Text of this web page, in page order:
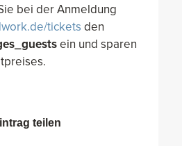
bei der Anmeldung
tickets den
ein und sparen
teilen